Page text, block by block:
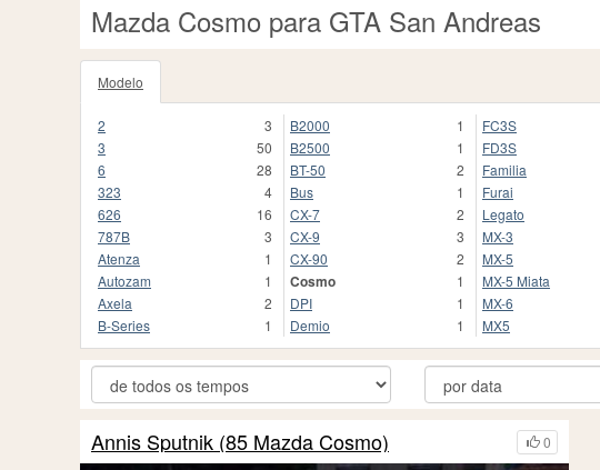
Mazda Cosmo para GTA San Andreas
Modelo
2
3
3
50
6
28
323
4
626
16
787B
3
Atenza
1
Autozam
1
Axela
2
B-Series
1
B2000
1
B2500
1
BT-50
2
Bus
1
CX-7
2
CX-9
3
CX-90
2
Cosmo
1
DPI
1
Demio
1
FC3S
FD3S
Familia
Furai
Legato
MX-3
MX-5
MX-5 Miata
MX-6
MX5
0
Annis Sputnik (85 Mazda Cosmo)